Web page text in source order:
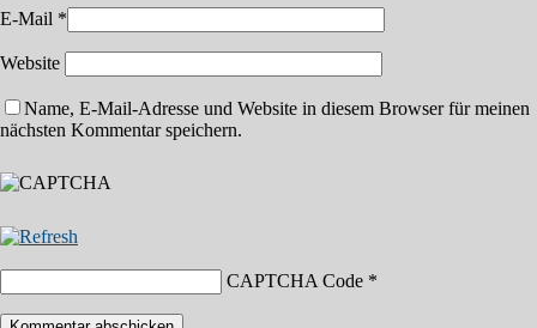
E-Mail *
Website
Name, E-Mail-Adresse und Website in diesem Browser für meinen
nächsten Kommentar speichern.
CAPTCHA Code *